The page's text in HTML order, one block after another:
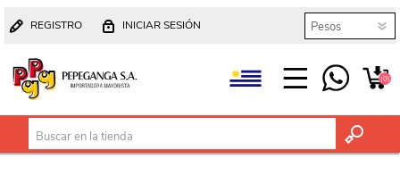
REGISTRO INICIAR SESIÓN
(0)